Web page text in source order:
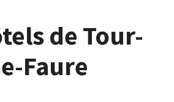
de Tour-
Faure